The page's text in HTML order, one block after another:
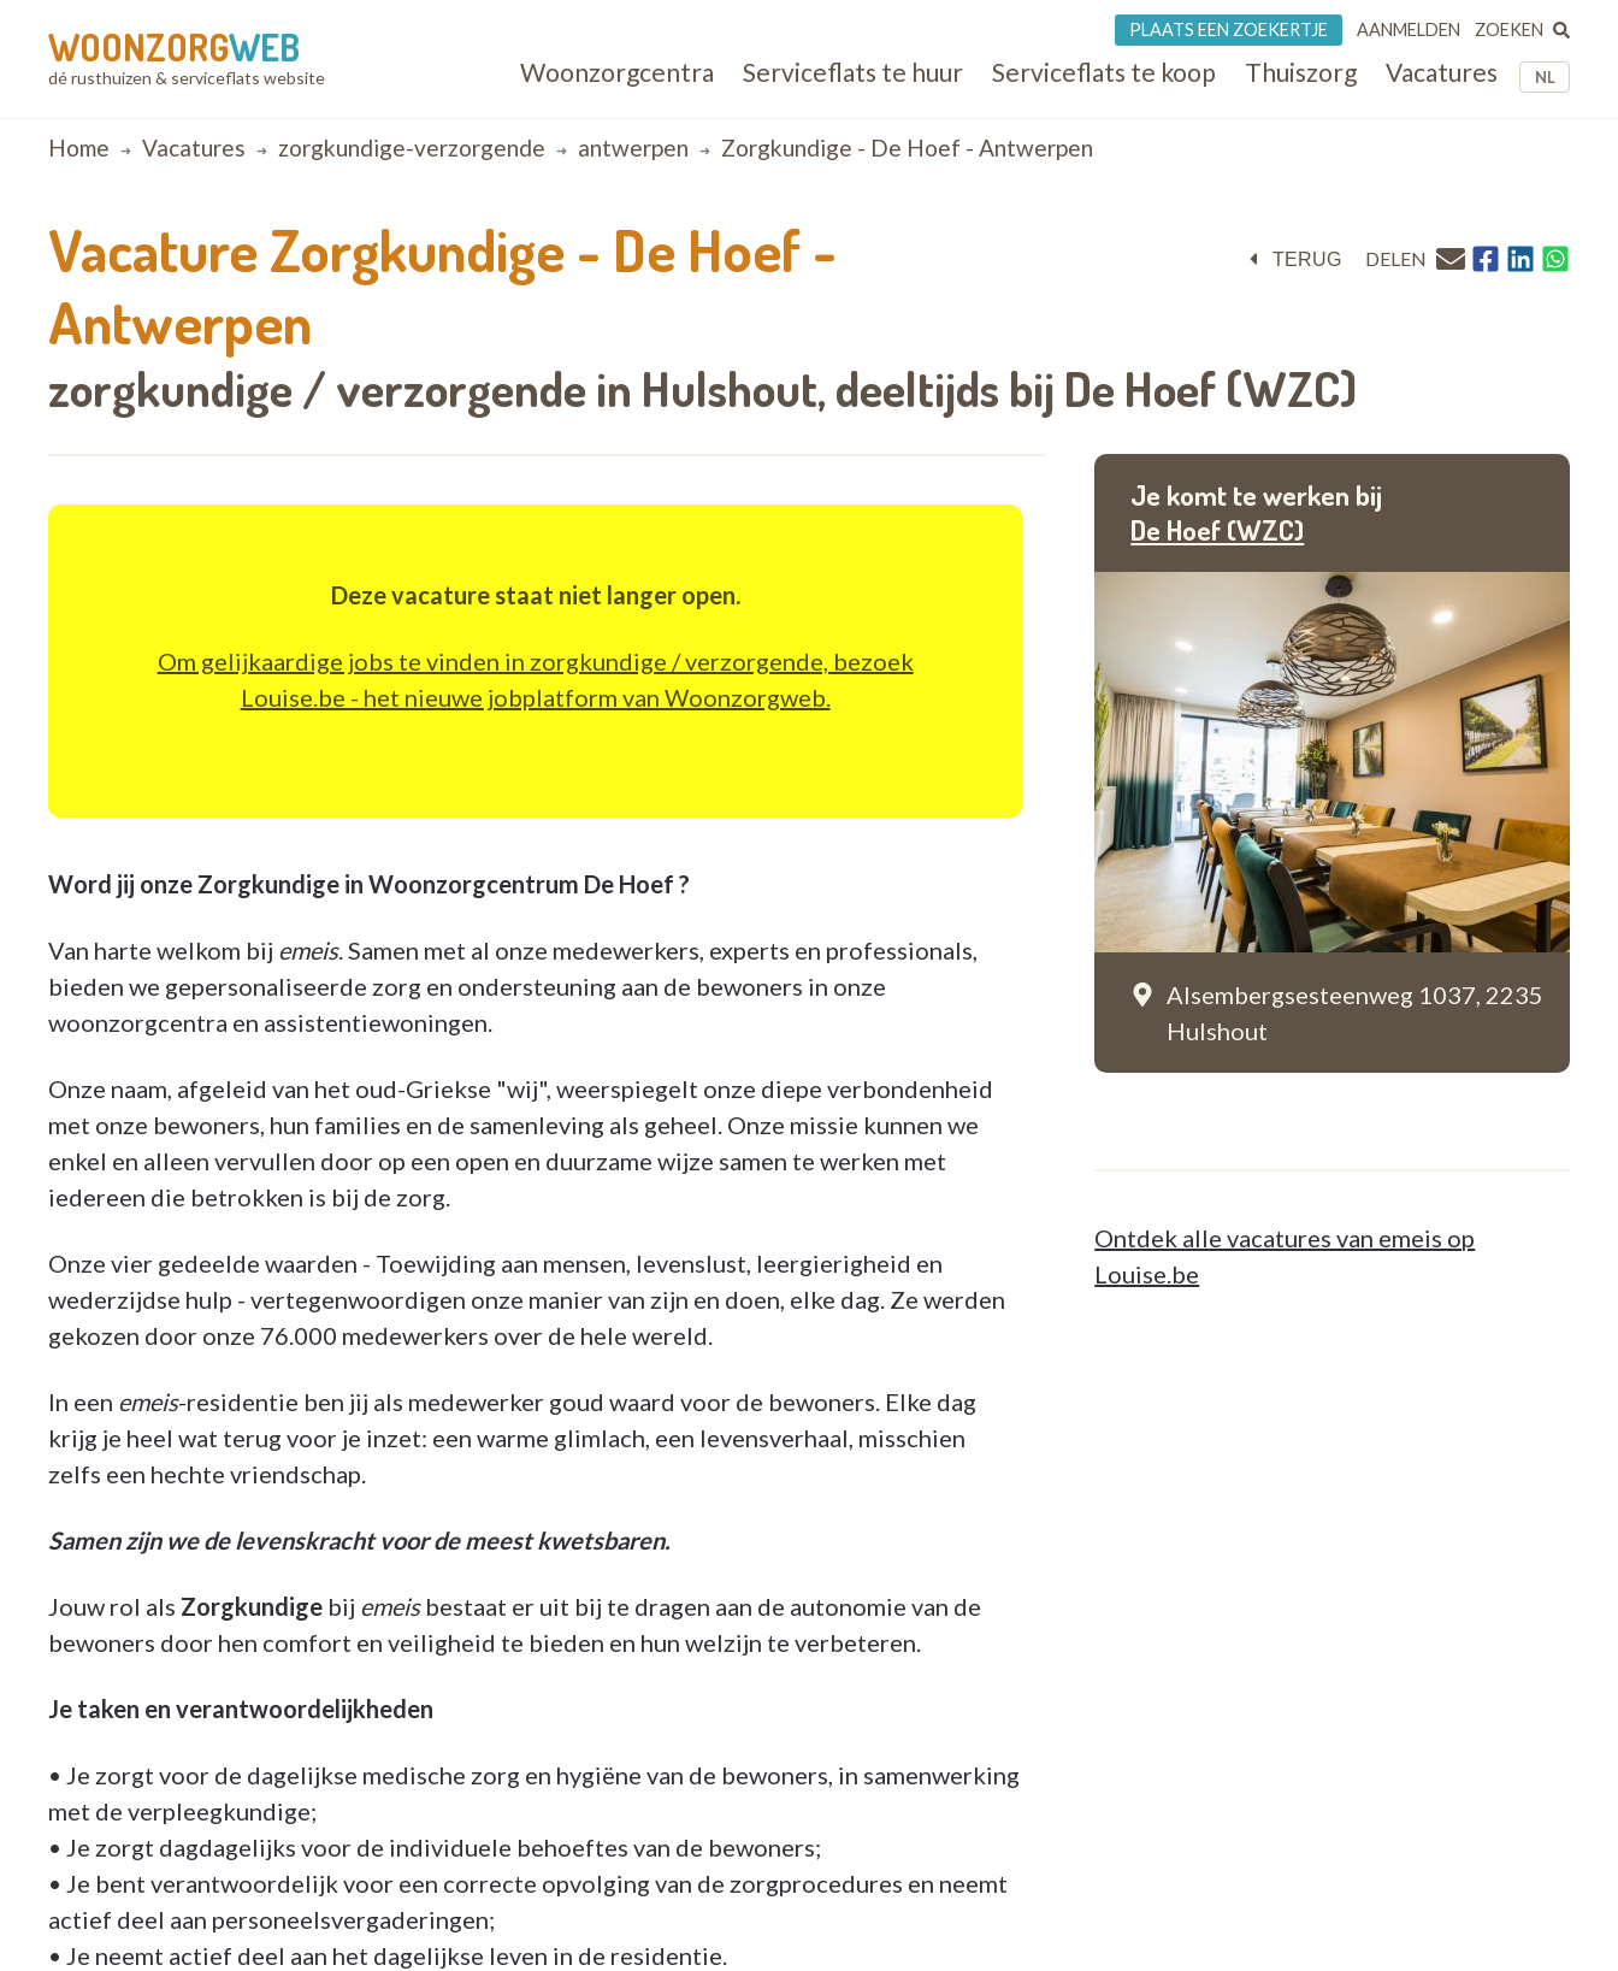
WOONZORGWEB
dé rusthuizen & serviceflats website NL
Woonzorgcentra Serviceflats te huur Serviceflats te koop Thuiszorg Vacatures
PLAATS EEN ZOEKERTJE AANMELDEN ZOEKEN
Breadcrumb
Home Vacatures zorgkundige-verzorgende antwerpen Zorgkundige - De Hoef - Antwerpen
TERUG DELEN
VacatureZorgkundige - De Hoef -
Antwerpen
zorgkundige / verzorgende in Hulshout, deeltijds bij De Hoef (WZC)
Je komt te werken bij
De Hoef (WZC)
Alsembergsesteenweg 1037, 2235
Hulshout
Deze vacature staat niet langer open.
Om gelijkaardige jobs te vinden in zorgkundige / verzorgende, bezoek
Louise.be - het nieuwe jobplatform van Woonzorgweb.
Word jij onze Zorgkundige in Woonzorgcentrum De Hoef ?
Van harte welkom bij emeis. Samen met al onze medewerkers, experts en professionals,
bieden we gepersonaliseerde zorg en ondersteuning aan de bewoners in onze
woonzorgcentra en assistentiewoningen.
Onze naam, afgeleid van het oud-Griekse "wij", weerspiegelt onze diepe verbondenheid
met onze bewoners, hun families en de samenleving als geheel. Onze missie kunnen we
enkel en alleen vervullen door op een open en duurzame wijze samen te werken met
iedereen die betrokken is bij de zorg.
Onze vier gedeelde waarden - Toewijding aan mensen, levenslust, leergierigheid en
wederzijdse hulp - vertegenwoordigen onze manier van zijn en doen, elke dag. Ze werden
gekozen door onze 76.000 medewerkers over de hele wereld.
In een emeis-residentie ben jij als medewerker goud waard voor de bewoners. Elke dag
krijg je heel wat terug voor je inzet: een warme glimlach, een levensverhaal, misschien
zelfs een hechte vriendschap.
Samen zijn we de levenskracht voor de meest kwetsbaren.
Jouw rol als Zorgkundige bij emeisbestaat er uit bij te dragen aan de autonomie van de
bewoners door hen comfort en veiligheid te bieden en hun welzijn te verbeteren.
Je taken en verantwoordelijkheden
• Je zorgt voor de dagelijkse medische zorg en hygiëne van de bewoners, in samenwerking
met de verpleegkundige;
• Je zorgt dagdagelijks voor de individuele behoeftes van de bewoners;
• Je bent verantwoordelijk voor een correcte opvolging van de zorgprocedures en neemt
actief deel aan personeelsvergaderingen;
• Je neemt actief deel aan het dagelijkse leven in de residentie.
Ontdek alle vacatures van emeis op
Louise.be